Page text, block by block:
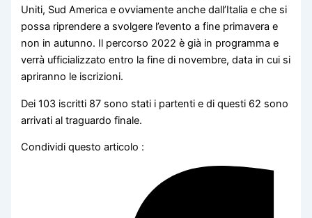
Uniti, Sud America e ovviamente anche dall’Italia e che si
possa riprendere a svolgere l’evento a fine primavera e
non in autunno. Il percorso 2022 è già in programma e
verrà ufficializzato entro la fine di novembre, data in cui si
apriranno le iscrizioni.
Dei 103 iscritti 87 sono stati i partenti e di questi 62 sono
arrivati al traguardo finale.
Condividi questo articolo :